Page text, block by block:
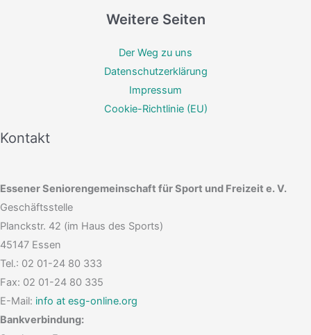
Weitere Seiten
Der Weg zu uns
Datenschutzerklärung
Impressum
Cookie-Richtlinie (EU)
Kontakt
Essener Seniorengemeinschaft für Sport und Freizeit e. V.
Geschäftsstelle
Planckstr. 42 (im Haus des Sports)
45147 Essen
Tel.: 02 01-24 80 333
Fax: 02 01-24 80 335
E-Mail: info at esg-online.org
Bankverbindung: